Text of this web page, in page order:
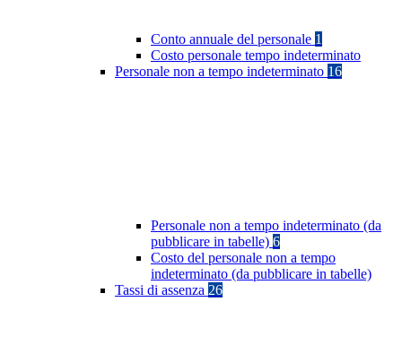
Conto annuale del personale 1
Costo personale tempo indeterminato
Personale non a tempo indeterminato 16
Personale non a tempo indeterminato (da
pubblicare in tabelle) 6
Costo del personale non a tempo
indeterminato (da pubblicare in tabelle)
Tassi di assenza 26